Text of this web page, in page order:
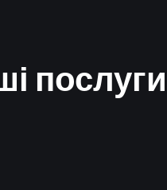
силового
полягає в очищенні
реагентів.
послуги